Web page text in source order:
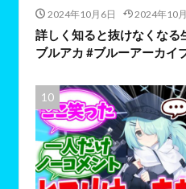
2024年10月6日 2024年10
詳しく知ると抜けなくなる
ブルアカ #ブルーアーカイ